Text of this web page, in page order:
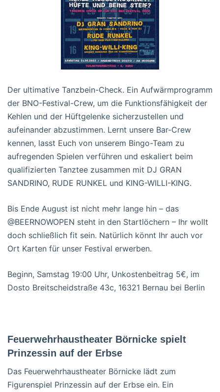
Der ultimative Tanzbein-Check. Ein Aufwärmprogramm
der BNO-Festival-Crew, um die Funktionsfähigkeit der
Kehlen und der Hüftgelenke sicherzustellen und
aufeinander abzustimmen. Lernt unsere Bar-Crew
kennen, lasst Euch von unserem Bingo-Team zu
aufregenden Spielen verführen und eskaliert beim
qualifizierten Tanztee zusammen mit DJ GRAN
SANDRINO, RUDE RUNKEL und KING-WILLI-KING.
Bis Ende August ist nicht mehr lange hin – das
@BEERNOWOPEN steht in den Startlöchern – Ihr wollt
doch schließlich fit sein. Natürlich könnt Ihr auch vor
Ort Karten für unser Festival erwerben.
Beginn, Samstag 19:00 Uhr, Unkostenbeitrag 5€, im
Dosto Breitscheidstraße 43c, 16321 Bernau bei Berlin
Feuerwehrhaustheater Börnicke spielt
Prinzessin auf der Erbse
Das Feuerwehrhaustheater Börnicke lädt zum
Figurenspiel Prinzessin auf der Erbse ein. Ein